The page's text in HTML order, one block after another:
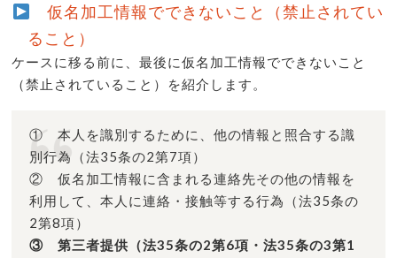
仮名加工情報でできないこと（禁止されてい
ること）
ケースに移る前に、最後に仮名加工情報でできないこと
（禁止されていること）を紹介します。
① 本人を識別するために、他の情報と照合する識
別行為（法35条の2第7項）
② 仮名加工情報に含まれる連絡先その他の情報を
利用して、本人に連絡・接触等する行為（法35条の
2第8項）
③ 第三者提供（法35条の2第6項・法35条の3第1